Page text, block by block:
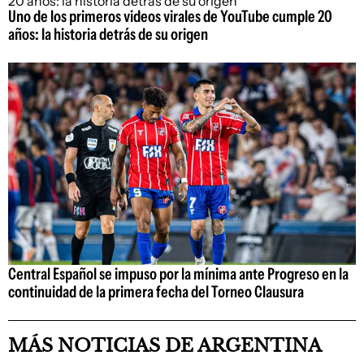
Uno de los primeros videos virales de YouTube cumple 20
años: la historia detrás de su origen
Central Español se impuso por la mínima ante Progreso en la
continuidad de la primera fecha del Torneo Clausura
MÁS NOTICIAS DE ARGENTINA